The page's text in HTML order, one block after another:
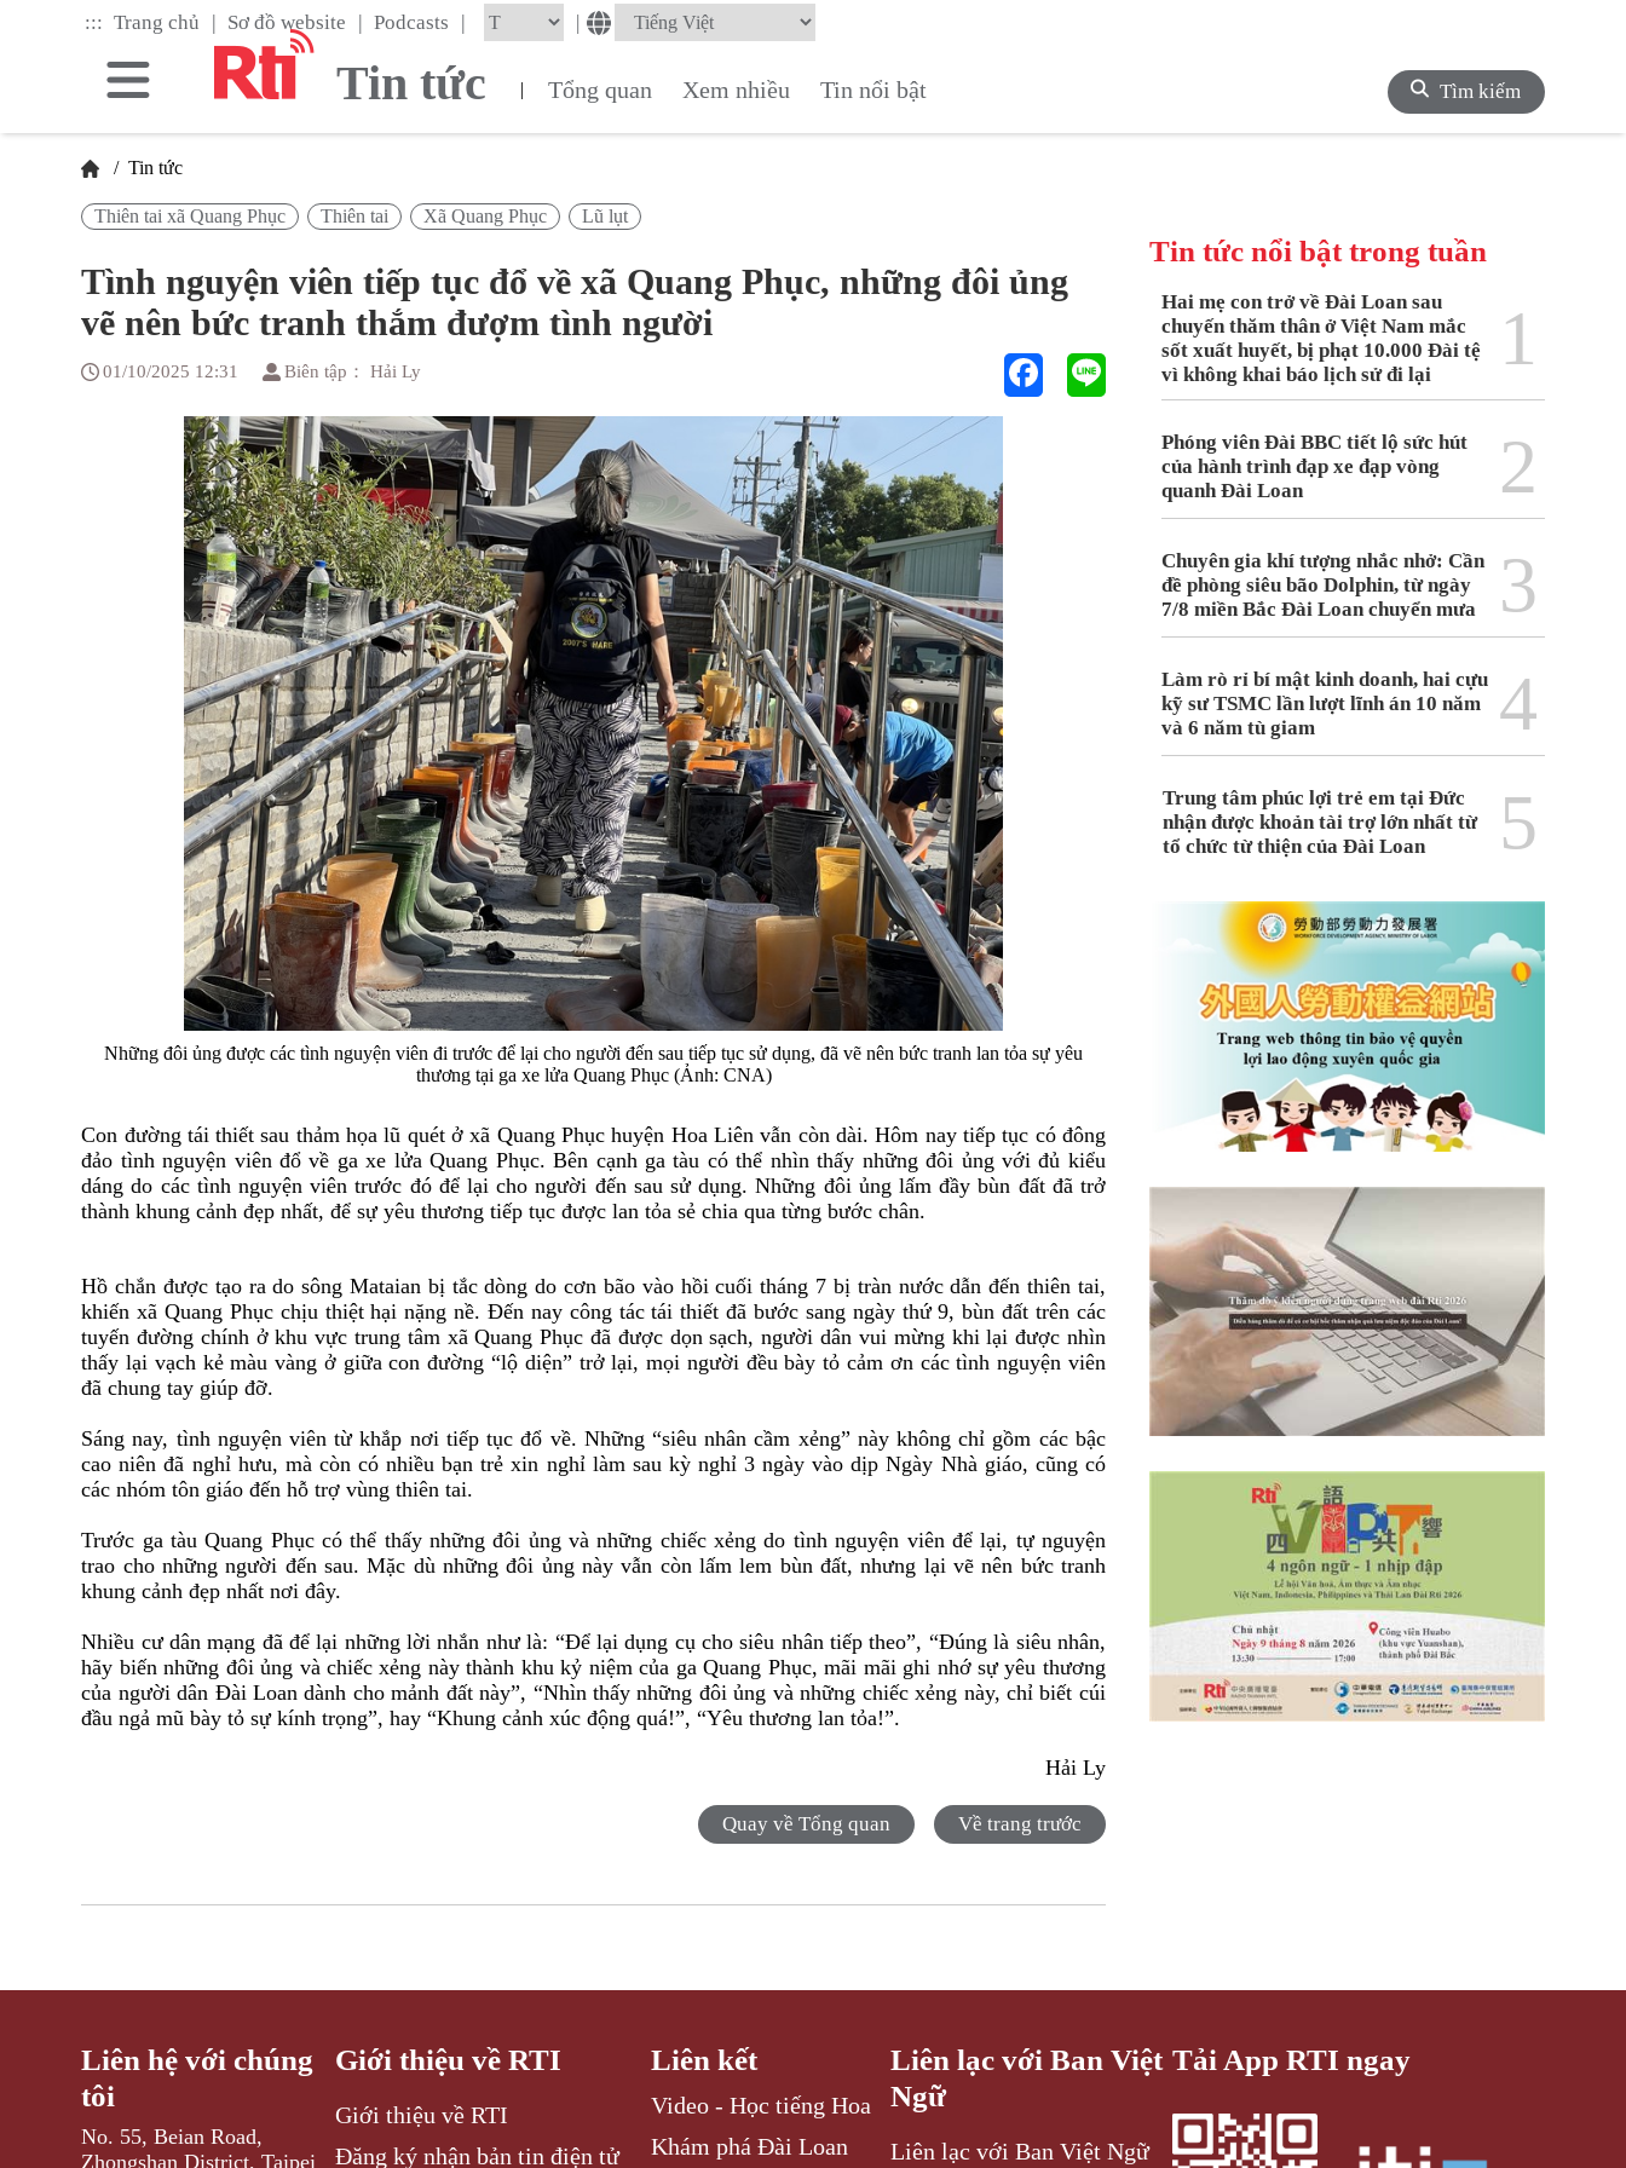
::: Trang chủ | Sơ đồ website | Podcasts | |
Tin tức | Tổng quan Xem nhiều Tin nổi bật Tìm kiếm
/ Tin tức
Thiên tai xã Quang Phục Thiên tai Xã Quang Phục Lũ lụt
Tình nguyện viên tiếp tục đổ về xã Quang Phục, những đôi ủng
vẽ nên bức tranh thắm đượm tình người
01/10/2025 12:31 Biên tập： Hải Ly
Những đôi ủng được các tình nguyện viên đi trước để lại cho người đến sau tiếp tục sử dụng, đã vẽ nên bức tranh lan tỏa sự yêu
thương tại ga xe lửa Quang Phục (Ảnh: CNA)
Con đường tái thiết sau thảm họa lũ quét ở xã Quang Phục huyện Hoa Liên vẫn còn dài. Hôm nay tiếp tục có đông
đảo tình nguyện viên đổ về ga xe lửa Quang Phục. Bên cạnh ga tàu có thể nhìn thấy nhữngđôi ủng vớiđủ kiểu
dáng do các tình nguyện viên trước đó để lại cho người đến sau sử dụng. Những đôi ủng lấmđầy bùn đất đã trở
thành khung cảnhđẹp nhất, để sự yêu thương tiếp tục được lan tỏa sẻ chia qua từng bước chân.
Hồ chắn được tạo ra do sông Mataian bị tắc dòng do cơn bão vào hồi cuối tháng 7 bị tràn nước dẫnđến thiên tai,
khiến xã Quang Phục chịu thiệt hại nặng nề. Đến nay công tác tái thiếtđã bước sang ngày thứ 9, bùnđất trên các
tuyếnđường chính ở khu vực trung tâm xã Quang Phụcđã được dọn sạch, người dân vui mừng khi lại được nhìn
thấy lại vạch kẻ màu vàng ở giữa conđường “lộ diện” trở lại, mọi người đều bày tỏ cảm ơn các tình nguyện viên
đã chung tay giúpđỡ.
Sáng nay, tình nguyện viên từ khắp nơi tiếp tụcđổ về. Những “siêu nhân cầm xẻng” này không chỉ gồm các bậc
cao niênđã nghỉ hưu, mà còn có nhiều bạn trẻ xin nghỉ làm sau kỳnghỉ 3 ngày vào dịp Ngày Nhà giáo, cũng có
các nhóm tôn giáođến hỗ trợ vùng thiên tai.
Trước ga tàu Quang Phục có thể thấy nhữngđôi ủng và những chiếc xẻng do tình nguyện viên để lại, tự nguyện
trao cho những người đến sau. Mặc dù nhữngđôi ủng này vẫn còn lấm lem bùn đất, nhưng lại vẽ nên bức tranh
khung cảnhđẹp nhất nơiđây.
Nhiều cư dân mạng đã để lại những lời nhắn như là: “Để lại dụng cụ cho siêu nhân tiếp theo”, “Đúng là siêu nhân,
hãy biến những đôi ủng và chiếc xẻng này thành khu kỷ niệm của ga Quang Phục, mãi mãi ghi nhớ sự yêu thương
của người dân Đài Loan dành cho mảnh đất này”, “Nhìn thấy những đôi ủng và những chiếc xẻng này, chỉ biết cúi
đầu ngả mũ bày tỏ sự kính trọng”, hay “Khung cảnh xúc động quá!”, “Yêu thương lan tỏa!”.
Hải Ly
Quay về Tổng quan Về trang trước
Tin tức nổi bật trong tuần
Hai mẹ con trở về Đài Loan sau
chuyến thăm thân ở Việt Nam mắc
sốt xuất huyết, bị phạt 10.000 Đài tệ
vì không khai báo lịch sử đi lại
1
Phóng viên Đài BBC tiết lộ sức hút
của hành trình đạp xe đạp vòng
quanh Đài Loan
2
Chuyên gia khí tượng nhắc nhở: Cần
đề phòng siêu bão Dolphin, từ ngày
7/8 miền Bắc Đài Loan chuyển mưa
3
Làm rò rỉ bí mật kinh doanh, hai cựu
kỹ sư TSMC lần lượt lĩnh án 10 năm
và 6 năm tù giam
4
Trung tâm phúc lợi trẻ em tại Đức
nhận được khoản tài trợ lớn nhất từ
tổ chức từ thiện của Đài Loan
5
Liên hệ với chúng
tôi
No. 55, Beian Road,
Zhongshan District, Taipei
Giới thiệu về RTI
Giới thiệu về RTI
Đăng ký nhận bản tin điện tử
Liên kết
Video - Học tiếng Hoa
Khám phá Đài Loan
Liên lạc với Ban Việt
Ngữ
Liên lạc với Ban Việt Ngữ
Tải App RTI ngay